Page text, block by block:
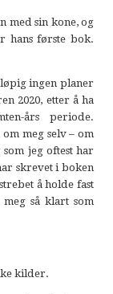
med sin kone, og
hans første bok.
ingen planer
2020, etter å ha
års periode.
meg selv – om
jeg oftest har
skrevet i boken
å holde fast
så klart som
kilder.